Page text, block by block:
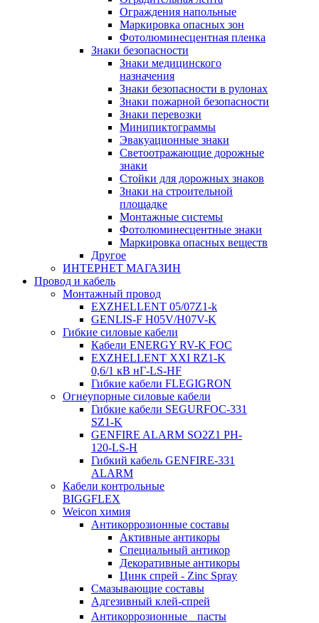
Ограждения напольные
Маркировка опасных зон
Фотолюминесцентная пленка
Знаки безопасности
Знаки медицинского
назначения
Знаки безопасности в рулонах
Знаки пожарной безопасности
Знаки перевозки
Минипиктограммы
Эвакуационные знаки
Светоотражающие дорожные
знаки
Стойки для дорожных знаков
Знаки на строительной
площадке
Монтажные системы
Фотолюминесцентные знаки
Маркировка опасных веществ
Другое
ИНТЕРНЕТ МАГАЗИН
Провод и кабель
Монтажный провод
EXZHELLENT 05/07Z1-k
GENLIS-F Н05V/H07V-K
Гибкие силовые кабели
Кабели ENERGY RV-K FOC
EXZHELLENT XXI RZ1-K
0,6/1 кВ нГ-LS-HF
Гибкие кабели FLEGIGRON
Огнеупорные силовые кабели
Гибкие кабели SEGURFOC-331
SZ1-K
GENFIRE ALARM SO2Z1 PH-
120-LS-H
Гибкий кабель GENFIRE-331
ALARM
Кабели контрольные
BIGGFLEX
Weicon химия
Антикоррозионные составы
Активные антикоры
Специальный антикор
Декоративные антикоры
Цинк спрей - Zinc Spray
Смазывающие составы
Адгезивный клей-спрей
Антикоррозионные пасты